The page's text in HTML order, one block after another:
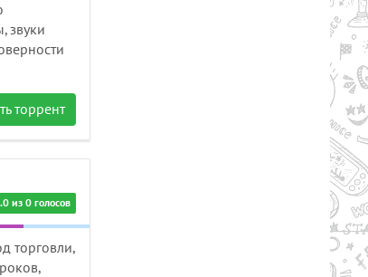
звуки
торрент
из 0 голосов
торговли,
5